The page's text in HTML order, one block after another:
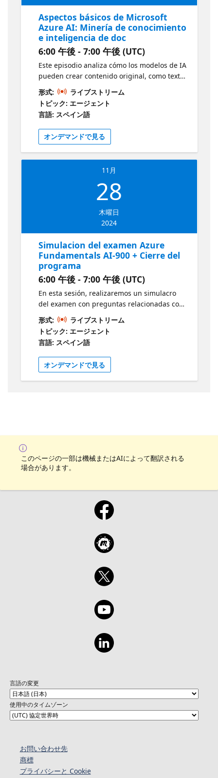
Aspectos básicos de Microsoft
Azure AI: Minería de conocimiento
e inteligencia de doc
6:00 午後 - 7:00 午後 (UTC)
Este episodio analiza cómo los modelos de IA
pueden crear contenido original, como texto,
imágenes y música, utilizando herramientas
de Azure. Objetivos: Aspectos básicos de la
IA generativa Introducción a Inteligencia
artificial de Azure Studio Inteligencia
artificial generativa responsable Guía de
estudio del examen AI-900
形式:
ライブストリーム
トピック: エージェント
言語: スペイン語
オンデマンドで見る
11月
28
木曜日
2024
Simulacion del examen Azure
Fundamentals AI-900 + Cierre del
programa
6:00 午後 - 7:00 午後 (UTC)
En esta sesión, realizaremos un simulacro
del examen con preguntas relacionadas con
los temas. Estarán relacionados sobre
Conceptos de nube, Introducción a AI,
búsqueda visual por computadora,
Procesamiento de lenguaje natural, Mineria
de conocimiento e inteligencia de
documentos e Inteligencia artificial
generativa. Objetivos: Revisa los conceptos
形式:
ライブストリーム
トピック: エージェント
言語: スペイン語
オンデマンドで見る
このページの一部は機械またはAIによって翻訳される
場合があります。
言語の変更
使用中のタイムゾーン
お問い合わせ先
商標
プライバシーと Cookie